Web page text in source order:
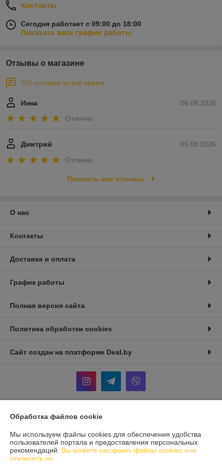
Контакты
Сегодня работает с 09:00 до 18:00
Показать весь график работы
Отзывы о магазине
585 отзывов за всё время
06.08.2026
Инна
Отлично
05.08.2026
Дмитрий
Отлично
Показать все отзывы
О нас
Контакты
Доставка и оплата
График работы
Полная версия сайта
Политика обработки cookies
Сайт создан на платформе Deal.by
Информация для покупателя
Юридическое лицо:ООО «СВА БелТрейд»
246029, Республика Беларусь, г. Гомель, ул. Карбышева 12, корпус 2,
Обработка файлов cookie
Мы используем файлы cookies для обеспечения удобства
пользователей портала и предоставления персональных
рекомендаций. Вы можете настроить файлы cookies или
отключить их.